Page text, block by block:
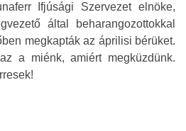
Ifjúsági Szervezet elnöke,
által beharangozottokkal
megkapták az áprilisi bérüket.
a miénk, amiért megküzdünk.